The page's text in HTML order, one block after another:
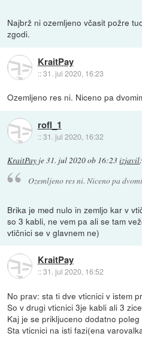
Najbrž ni ozemljeno včasit požre
zgodi.
KraitPay
::31. jul 2020, 16:23
Ozemljeno res ni. Niceno pa
rofl_1
::31. jul 2020, 16:32
KraitPay je31. jul 2020 ob 16:23izjavil:
Ozemljeno res ni. Niceno pa
Brika je med nulo in zemljo kar v
so 3 kabli, ne vem pa ali se tam
vtičnici se v glavnem ne)
KraitPay
::31. jul 2020, 16:52
No prav: sta ti dve vticnici v istem
So v drugi vticnici 3je kabli ali 3
Kaj je se prikljuceno dodatno
Sta vticnici na isti fazi(ena